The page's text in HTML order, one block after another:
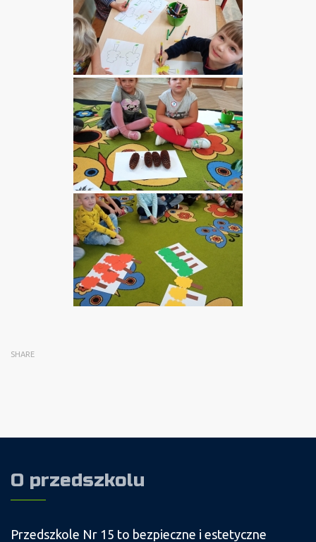
SHARE
O przedszkolu
Przedszkole Nr 15 to bezpieczne i estetyczne